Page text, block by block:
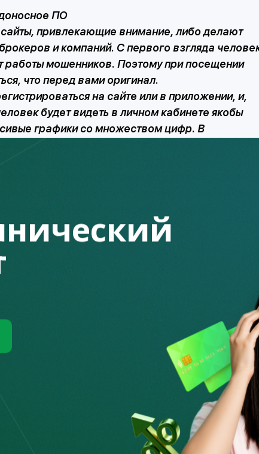
ПО
привлекающие внимание, либо делают
и компаний. С первого взгляда
работы мошенников. Поэтому при посещении
что перед вами оригинал.
на сайте или в приложении, и,
будет видеть в личном кабинете якобы
графики со множеством цифр. В
чем яркая картинка, которая к реальным
вас установить стороннее ПО под
Если клиент его установит, то мошенники
и смогут снять деньги, украсть
так далее.
разумеется, не заинтересованы, и будут всячески
до золотого/платинового статуса, либо попросят
И если человек пойдет на поводу у мошенников, то они
из доверчивого клиента все деньги, то связь
менеджер блокирует номер, поддержка
за рубежом или на